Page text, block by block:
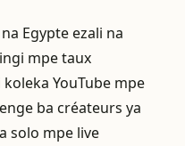
Egypte ezali na
mpe taux
YouTube mpe
ba créateurs ya
solo mpe live